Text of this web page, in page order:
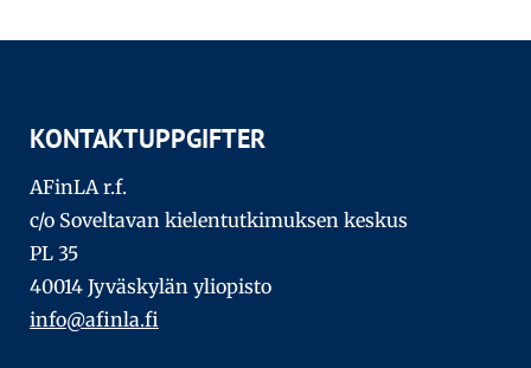
KONTAKTUPPGIFTER
AFinLA r.f.
c/o Soveltavan kielentutkimuksen keskus
PL 35
40014 Jyväskylän yliopisto
info@afinla.fi